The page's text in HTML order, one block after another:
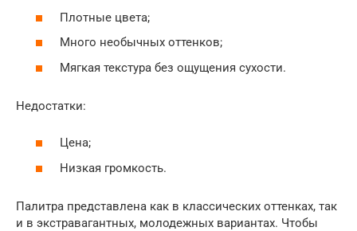
Плотные цвета;
Много необычных оттенков;
Мягкая текстура без ощущения сухости.
Недостатки:
Цена;
Низкая громкость.
Палитра представлена как в классических оттенках, так
и в экстравагантных, молодежных вариантах. Чтобы